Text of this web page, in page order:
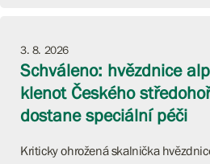
3. 8. 2026
Schváleno: hvězdnice
klenot Českého
dostane speciální péči
Kriticky ohrožená skalnička